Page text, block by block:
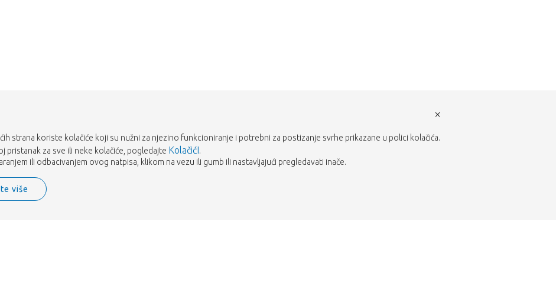
strana koriste kolačiće koji su nužni za njezino funkcioniranje i potrebni za postizanje svrhe prikazane u polici kolačića.
pristanak za sve ili neke kolačiće, pogledajte KolačićI.
ili odbacivanjem ovog natpisa, klikom na vezu ili gumb ili nastavljajući pregledavati inače.
više
×